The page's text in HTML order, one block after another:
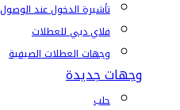
تأشيرة الدخول عند الوصول
فلاي دبي للعطلات
وجهات العطلات الصيفية
وجهات جديدة
حلب